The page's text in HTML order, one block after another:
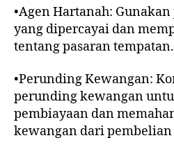
•Agen Hartanah:
yang dipercayai dan
tentang pasaran tempatan.
•Perunding Kewangan:
perunding kewangan
pembiayaan dan
kewangan dari